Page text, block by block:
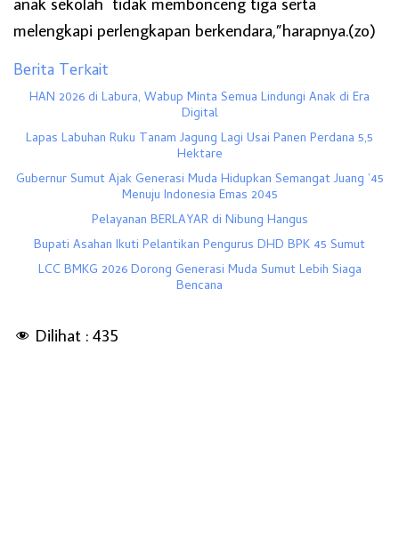
melengkapi perlengkapan berkendara,”harapnya.(zo)
Berita Terkait
HAN 2026 di Labura, Wabup Minta Semua Lindungi Anak di Era
Digital
Lapas Labuhan Ruku Tanam Jagung Lagi Usai Panen Perdana 5,5
Hektare
Gubernur Sumut Ajak Generasi Muda Hidupkan Semangat Juang ’45
Menuju Indonesia Emas 2045
Pelayanan BERLAYAR di Nibung Hangus
Bupati Asahan Ikuti Pelantikan Pengurus DHD BPK 45 Sumut
LCC BMKG 2026 Dorong Generasi Muda Sumut Lebih Siaga
Bencana
Dilihat : 435